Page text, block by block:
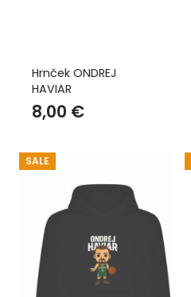
Hrnček ONDREJ
HAVIAR
8,00 €
SALE